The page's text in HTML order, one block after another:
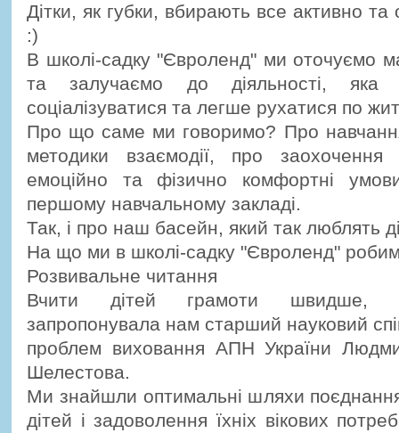
Дітки, як губки, вбирають все активно
:)
В школі-садку "Євроленд" ми оточуємо
та залучаємо до діяльності, яка
соціалізуватися та легше рухатися по
Про що саме ми говоримо? Про
методики взаємодії, про заохочення
емоційно та фізично комфортні
першому навчальному закладі.
Так, і про наш басейн, який так люблять
На що ми в школі-садку "Євроленд"
Розвивальне читання
Вчити дітей грамоти швидше,
запропонувала нам старший науковий
проблем виховання АПН України
Шелестова.
Ми знайшли оптимальні шляхи
дітей і задоволення їхніх вікових